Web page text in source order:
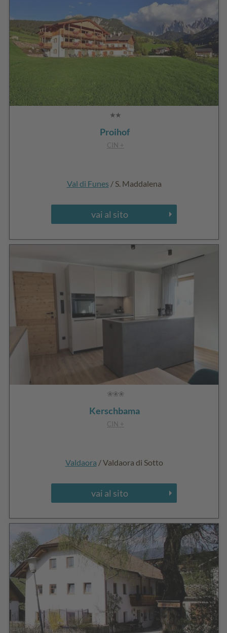
Proihof
CIN +
Val di Funes / S. Maddalena
vai al sito
Kerschbama
CIN +
Valdaora / Valdaora di Sotto
vai al sito